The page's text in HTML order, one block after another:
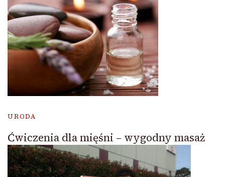
URODA
Ćwiczenia dla mięśni – wygodny masaż